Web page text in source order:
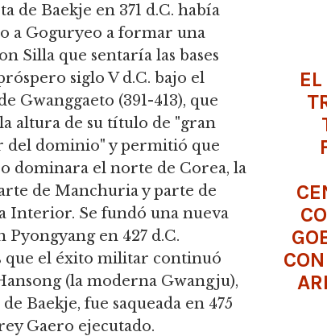
de Baekje en 371 d.C. había
a Goguryeo a formar una
Silla que sentaría las bases
siglo V d.C. bajo el
Gwanggaeto (391-413), que
altura de su título de "gran
del dominio" y permitió que
dominara el norte de Corea, la
de Manchuria y parte de
Interior. Se fundó una nueva
Pyongyang en 427 d.C.
que el éxito militar continuó
(la moderna Gwangju),
Baekje, fue saqueada en 475
Gaero ejecutado.